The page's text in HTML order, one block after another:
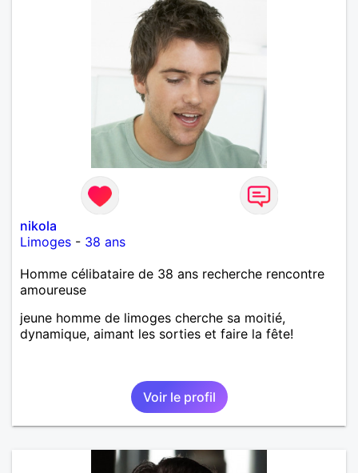
nikola
Limoges - 38 ans
Homme célibataire de 38 ans recherche rencontre
amoureuse
jeune homme de limoges cherche sa moitié,
dynamique, aimant les sorties et faire la fête!
Voir le profil